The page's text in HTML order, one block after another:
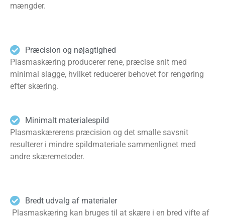
mængder.
Præcision og nøjagtighed
Plasmaskæring producerer rene, præcise snit med
minimal slagge, hvilket reducerer behovet for rengøring
efter skæring.
Minimalt materialespild
Plasmaskærerens præcision og det smalle savsnit
resulterer i mindre spildmateriale sammenlignet med
andre skæremetoder.
Bredt udvalg af materialer
Plasmaskæring kan bruges til at skære i en bred vifte af